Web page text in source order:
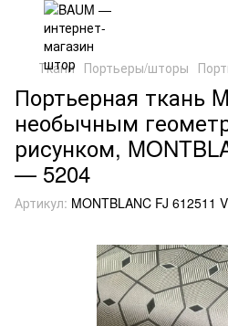
Ткани Портьеры/шторы
Портьерная ткань
необычным
рисунком,
— 5204
Артикул: MONTBLANC FJ 612511